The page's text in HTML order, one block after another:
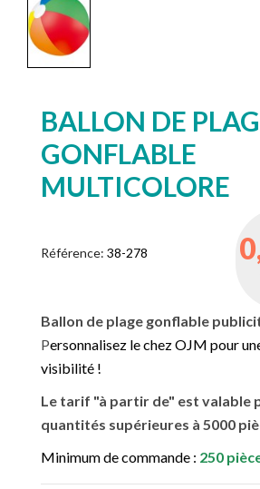
BALLON DE
GONFLABLE
MULTICOLORE
Référence: 38-278
Ballon de plage gonflable
Personnalisez le chez OJM pour
visibilité !
Le tarif "à partir de" est valable
quantités supérieures à 5000
Minimum de commande : 250